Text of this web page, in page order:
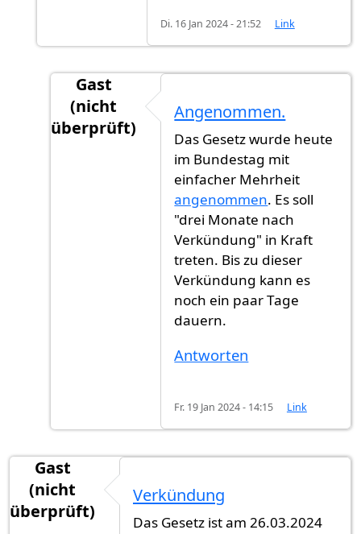
Di. 16 Jan 2024 - 21:52 Link
Gast
(nicht
überprüft)
Es geht weiter.vonGast (nicht
Angenommen.
Das Gesetz wurde heute
im Bundestag mit
einfacher Mehrheit
angenommen. Es soll
"drei Monate nach
Verkündung" in Kraft
treten. Bis zu dieser
Verkündung kann es
noch ein paar Tage
dauern.
Antworten
Fr. 19 Jan 2024 - 14:15 Link
Gast
(nicht
überprüft)
Verkündung
Das Gesetz ist am 26.03.2024